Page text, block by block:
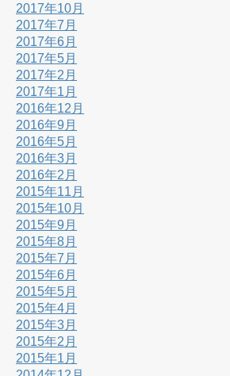
2017年10月
2017年7月
2017年6月
2017年5月
2017年2月
2017年1月
2016年12月
2016年9月
2016年5月
2016年3月
2016年2月
2015年11月
2015年10月
2015年9月
2015年8月
2015年7月
2015年6月
2015年5月
2015年4月
2015年3月
2015年2月
2015年1月